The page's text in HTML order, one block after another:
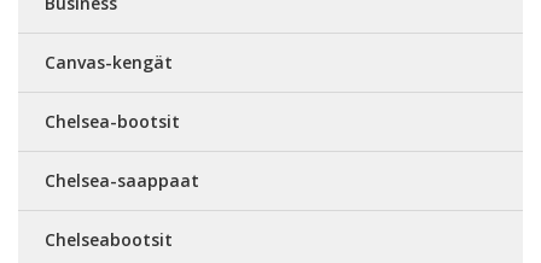
Canvas-kengät
Chelsea-bootsit
Chelsea-saappaat
Chelseabootsit